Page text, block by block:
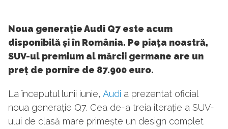
Noua generație Audi Q7 este acum
disponibilă și în România. Pe piața noastră,
SUV-ul premium al mărcii germane are un
preț de pornire de 87.900 euro.
La începutul lunii iunie, Audi a prezentat oficial
noua generație Q7. Cea de-a treia iterație a SUV-
ului de clasă mare primește un design complet